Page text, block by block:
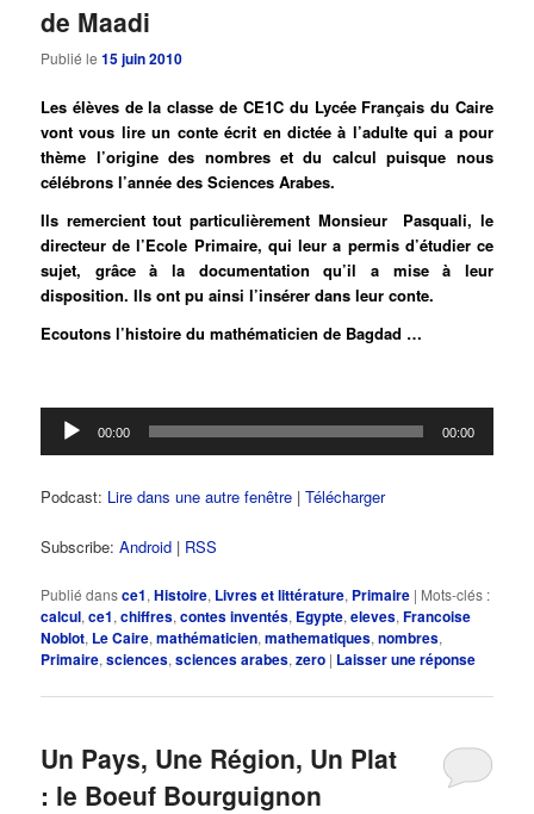
de Maadi
Publié le15 juin 2010
Les élèves de la classe de CE1C du Lycée Français du Caire
vont vous lire un conte écrit en dictée à l’adulte qui a pour
thème l’origine des nombres et du calcul puisque nous
célébrons l’année des Sciences Arabes.
Ils remercient tout particulièrement Monsieur Pasquali, le
directeur de l’Ecole Primaire, qui leur a permis d’étudier ce
sujet, grâce à la documentation qu’il a mise à leur
disposition. Ils ont pu ainsi l’insérer dans leur conte.
Ecoutons l’histoire du mathématicien de Bagdad …
Lecteur
audio
00:00 00:00
Podcast: Lire dans une autre fenêtre |Télécharger
Subscribe:Android | RSS
Publié dansce1,Histoire, Livres et littérature, Primaire | Mots-clés :
calcul,ce1,chiffres,contes inventés, Egypte,eleves,Francoise
Noblot, Le Caire,mathématicien,mathematiques,nombres,
Primaire,sciences,sciences arabes,zero | Laisser une réponse
Un Pays, Une Région, Un Plat
: le Boeuf Bourguignon